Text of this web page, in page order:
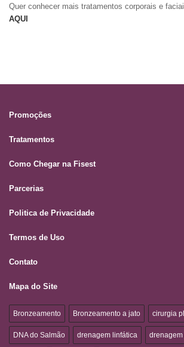
Quer conhecer mais tratamentos corporais e
AQUI
Promoções
Tratamentos
Como Chegar na Fisest
Parcerias
Politica de Privacidade
Termos de Uso
Contato
Mapa do Site
Bronzeamento Bronzeamento a jato cirurgia
DNA do Salmão drenagem linfática drenagem